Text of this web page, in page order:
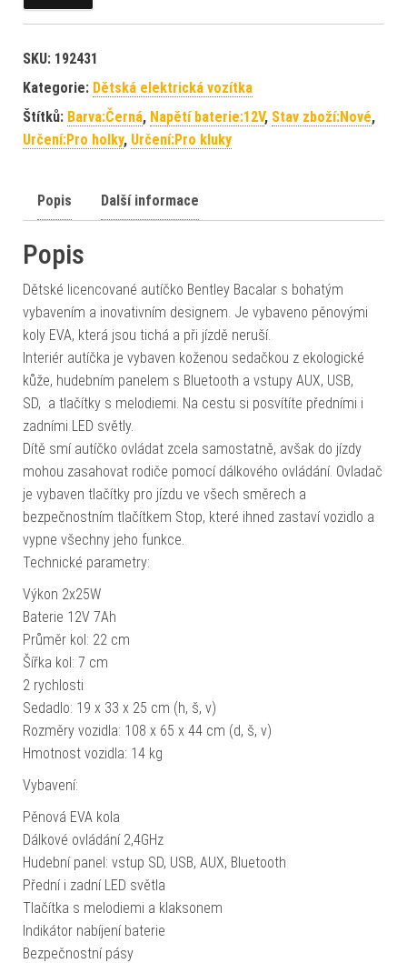
SKU: 192431
Kategorie: Dětská elektrická vozítka
Štítků: Barva:Černá, Napětí baterie:12V, Stav zboží:Nové,
Určení:Pro holky, Určení:Pro kluky
Popis Další informace
Popis
Dětské licencované autíčko Bentley Bacalar s bohatým
vybavením a inovativním designem. Je vybaveno pěnovými
koly EVA, která jsou tichá a při jízdě neruší.
Interiér autíčka je vybaven koženou sedačkou z ekologické
kůže, hudebním panelem s Bluetooth a vstupy AUX, USB,
SD, a tlačítky s melodiemi. Na cestu si posvítíte předními i
zadními LED světly.
Dítě smí autíčko ovládat zcela samostatně, avšak do jízdy
mohou zasahovat rodiče pomocí dálkového ovládání. Ovladač
je vybaven tlačítky pro jízdu ve všech směrech a
bezpečnostním tlačítkem Stop, které ihned zastaví vozidlo a
vypne všechny jeho funkce.
Technické parametry:
Výkon 2x25W
Baterie 12V 7Ah
Průměr kol: 22 cm
Šířka kol: 7 cm
2 rychlosti
Sedadlo: 19 x 33 x 25 cm (h, š, v)
Rozměry vozidla: 108 x 65 x 44 cm (d, š, v)
Hmotnost vozidla: 14 kg
Vybavení:
Pěnová EVA kola
Dálkové ovládání 2,4GHz
Hudební panel: vstup SD, USB, AUX, Bluetooth
Přední i zadní LED světla
Tlačítka s melodiemi a klaksonem
Indikátor nabíjení baterie
Bezpečnostní pásy